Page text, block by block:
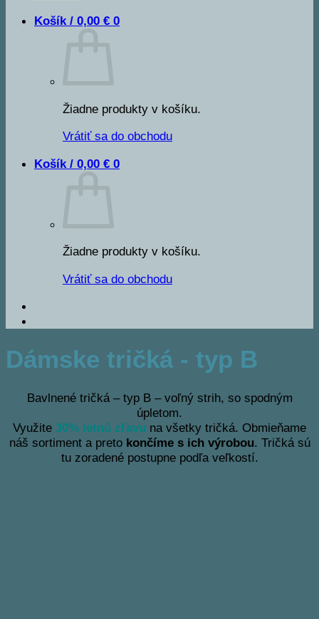
Košík / 0,00 € 0
Žiadne produkty v košíku.
Vrátiť sa do obchodu
Košík / 0,00 € 0
Žiadne produkty v košíku.
Vrátiť sa do obchodu
Dámske tričká - typ B
Bavlnené tričká – typ B – voľný strih, so spodným
úpletom.
Využite 30% letnú zľavu na všetky tričká. Obmieňame
náš sortiment a preto končíme s ich výrobou. Tričká sú
tu zoradené postupne podľa veľkostí.